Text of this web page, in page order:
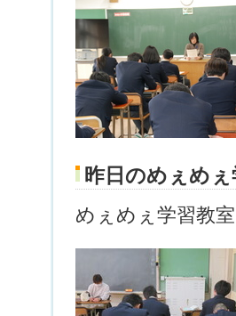
昨日のめぇめ
めぇめぇ学習教